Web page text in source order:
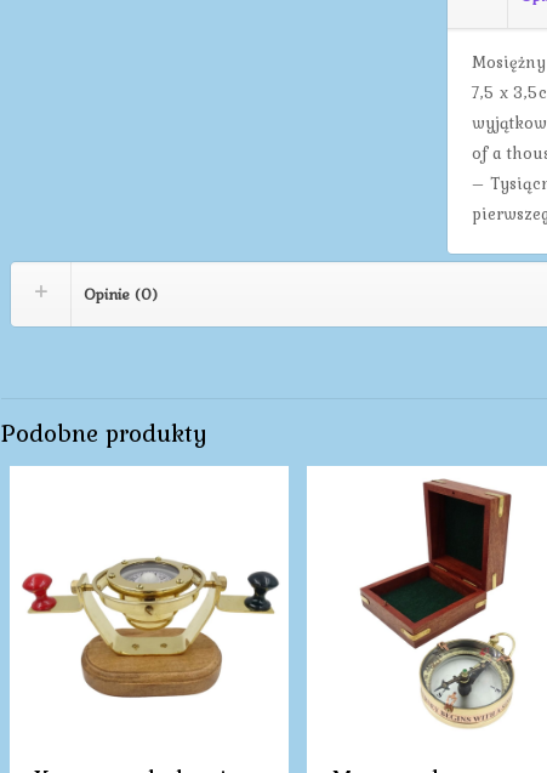
7,5 x
of a
–
Opinie (0)
Podobne produkty